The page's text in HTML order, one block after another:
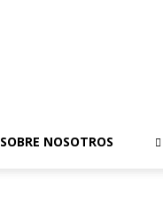
SOBRE NOSOTROS